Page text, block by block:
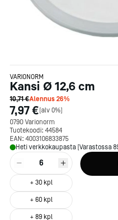
VARIONORM
Kansi Ø 12,6 cm
10,71 €Alennus26%
7,97 €[alv 0%]
079O Varionorm
Tuotekoodi: 44584
EAN: 4003106833875
Heti verkkokaupasta [Varastossa
6
+ 30kpl
+ 60kpl
+ 89kpl